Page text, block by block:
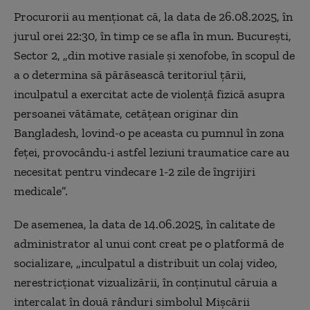
Procurorii au menționat că, la data de 26.08.2025, în
jurul orei 22:30, în timp ce se afla în mun. Bucureşti,
Sector 2, „din motive rasiale şi xenofobe, în scopul de
a o determina să părăsească teritoriul ţării,
inculpatul a exercitat acte de violenţă fizică asupra
persoanei vătămate, cetăţean originar din
Bangladesh, lovind-o pe aceasta cu pumnul în zona
feţei, provocându-i astfel leziuni traumatice care au
necesitat pentru vindecare 1-2 zile de îngrijiri
medicale”.
De asemenea, la data de 14.06.2025, în calitate de
administrator al unui cont creat pe o platformă de
socializare, „inculpatul a distribuit un colaj video,
nerestricţionat vizualizării, în conţinutul căruia a
intercalat în două rânduri simbolul Mişcării